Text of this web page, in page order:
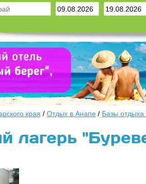
края / Отдых в Анапе/ Базы
лагерь